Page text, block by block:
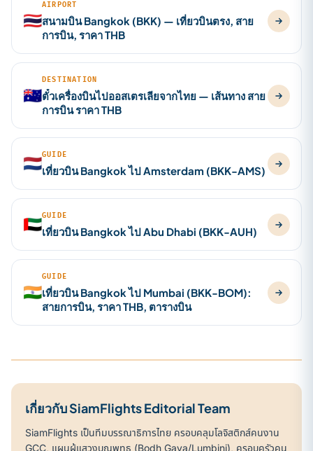
🇹🇭
AIRPORT
สนามบิน Bangkok (BKK) — เที่ยวบินตรง, สาย
การบิน, ราคา THB
🇦🇺
DESTINATION
ตั๋วเครื่องบินไปออสเตรเลียจากไทย — เส้นทาง สาย
การบิน ราคา THB
🇳🇱GUIDE
เที่ยวบิน Bangkok ไป Amsterdam (BKK-AMS)
🇦🇪GUIDE
เที่ยวบิน Bangkok ไป Abu Dhabi (BKK-AUH)
🇮🇳
GUIDE
เที่ยวบิน Bangkok ไป Mumbai (BKK-BOM):
สายการบิน, ราคา THB, ตารางบิน
เกี่ยวกับ SiamFlights Editorial Team
SiamFlights เป็นทีมบรรณาธิการไทย ครอบคลุมโลจิสติกส์คนงาน
GCC, แผนผู้แสวงบุญพุทธ (Bodh Gaya/Lumbini), ครอบครัวคน